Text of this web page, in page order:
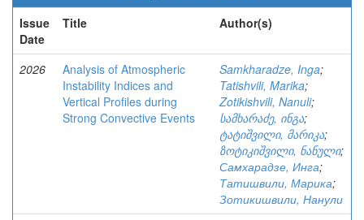
Issue
Date
Title Author(s)
2026
Analysis of Atmospheric
Instability Indices and
Vertical Profiles during
Strong Convective Events
Samkharadze, Inga;
Tatishvili, Marika;
Zotikishvili, Nanuli;
სამხარაძე, ინგა;
ტატიშვილი, მარიკა;
ზოტიკიშვილი, ნანული;
Самхарадзе, Инга;
Татишвили, Марика;
Зотикишвили, Нанули